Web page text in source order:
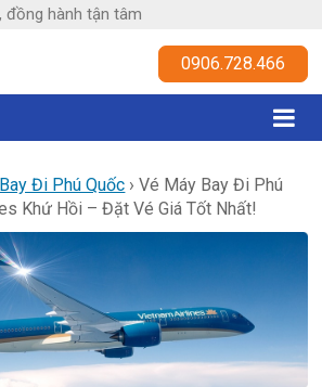
đồng hành tận tâm
0906.728.466
Đi Phú Quốc ›Vé Máy Bay Đi Phú
Khứ Hồi – Đặt Vé Giá Tốt Nhất!